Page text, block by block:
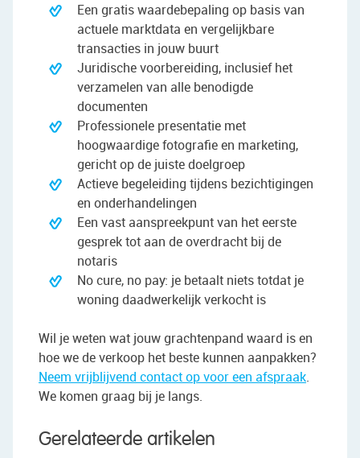
Een gratis waardebepaling op basis van
actuele marktdata en vergelijkbare
transacties in jouw buurt
Juridische voorbereiding, inclusief het
verzamelen van alle benodigde
documenten
Professionele presentatie met
hoogwaardige fotografie en marketing,
gericht op de juiste doelgroep
Actieve begeleiding tijdens bezichtigingen
en onderhandelingen
Een vast aanspreekpunt van het eerste
gesprek tot aan de overdracht bij de
notaris
No cure, no pay: je betaalt niets totdat je
woning daadwerkelijk verkocht is
Wil je weten wat jouw grachtenpand waard is en
hoe we de verkoop het beste kunnen aanpakken?
Neem vrijblijvend contact op voor een afspraak.
We komen graag bij je langs.
Gerelateerde artikelen